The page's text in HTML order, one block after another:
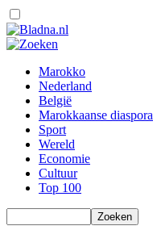
Marokko
Nederland
België
Marokkaanse diaspora
Sport
Wereld
Economie
Cultuur
Top 100